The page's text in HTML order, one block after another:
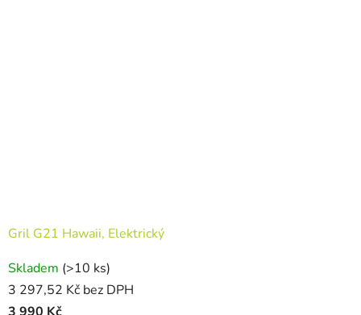
Gril G21 Hawaii, Elektrický
Skladem (>10 ks)
3 297,52 Kč bez DPH